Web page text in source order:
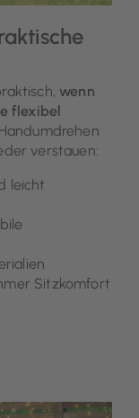
wenn
flexibel
verstauen:
leicht
Sitzkomfort